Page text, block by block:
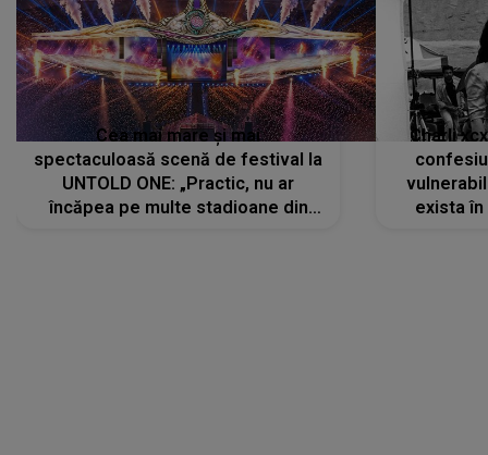
Cea mai mare și mai
spectaculoasă scenă de festival la
UNTOLD ONE: „Practic, nu ar
încăpea pe multe stadioane din
Charli
exista